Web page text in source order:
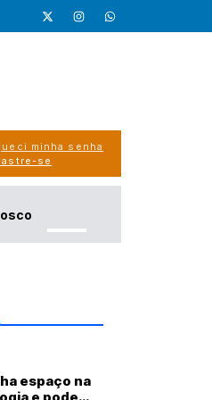
minha senha
se
espaço na